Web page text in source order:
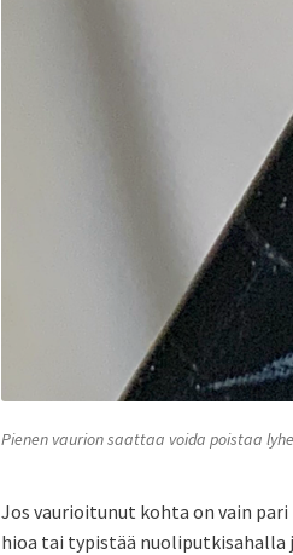
Pienen vaurion saattaa voida poistaa
Jos vaurioitunut kohta on vain
hioa tai typistää nuoliputkisahalla